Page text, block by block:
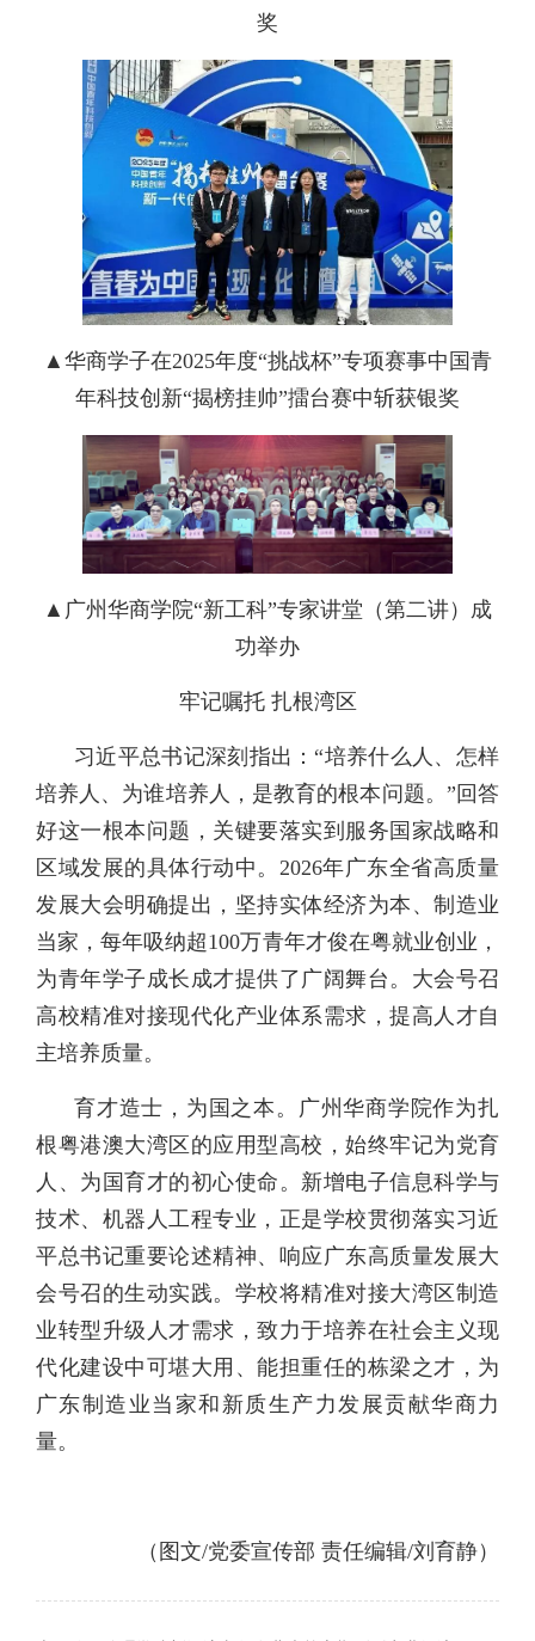
奖
▲华商学子在2025年度“挑战杯”专项赛事中国青
年科技创新“揭榜挂帅”擂台赛中斩获银奖
▲广州华商学院“新工科”专家讲堂（第二讲）成
功举办
牢记嘱托 扎根湾区
习近平总书记深刻指出：“培养什么人、怎样
培养人、为谁培养人，是教育的根本问题。” 回答
好这一根本问题，关键要落实到服务国家战略和
区域发展的具体行动中。2026年广东全省高质量
发展大会明确提出，坚持实体经济为本、制造业
当家，每年吸纳超100万青年才俊在粤就业创业，
为青年学子成长成才提供了广阔舞台。大会号召
高校精准对接现代化产业体系需求，提高人才自
主培养质量。
育才造士，为国之本。广州华商学院作为扎
根粤港澳大湾区的应用型高校，始终牢记为党育
人、为国育才的初心使命。新增电子信息科学与
技术、机器人工程专业，正是学校贯彻落实习近
平总书记重要论述精神、响应广东高质量发展大
会号召的生动实践。学校将精准对接大湾区制造
业转型升级人才需求，致力于培养在社会主义现
代化建设中可堪大用、能担重任的栋梁之才，为
广东制造业当家和新质生产力发展贡献华商力
量。
（图文/党委宣传部 责任编辑/刘育静）